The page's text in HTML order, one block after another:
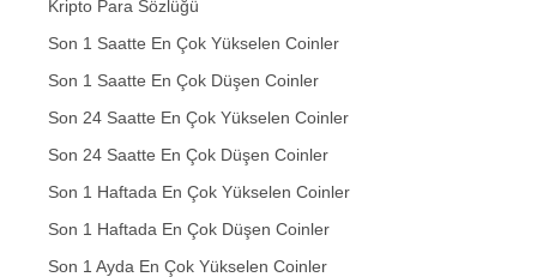
Kripto Para Sözlüğü
Son 1 Saatte En Çok Yükselen Coinler
Son 1 Saatte En Çok Düşen Coinler
Son 24 Saatte En Çok Yükselen Coinler
Son 24 Saatte En Çok Düşen Coinler
Son 1 Haftada En Çok Yükselen Coinler
Son 1 Haftada En Çok Düşen Coinler
Son 1 Ayda En Çok Yükselen Coinler